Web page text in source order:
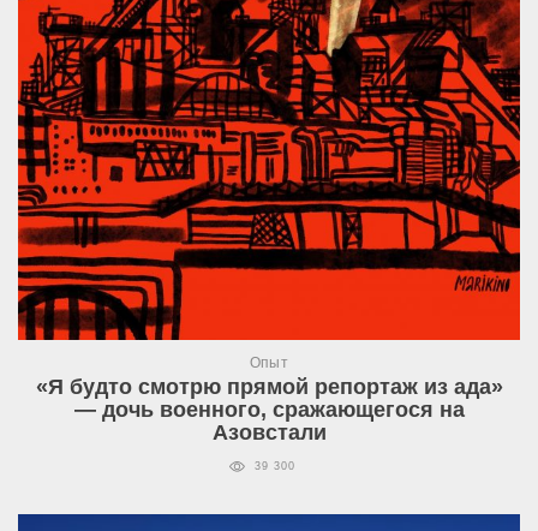
Опыт
«Я будто смотрю прямой репортаж из ада»
— дочь военного, сражающегося на
Азовстали
39 300